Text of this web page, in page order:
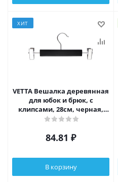
ХИТ
VETTA Вешалка деревянная
для юбок и брюк, с
клипсами, 28см, черная,
хром
84.81 ₽
В корзину